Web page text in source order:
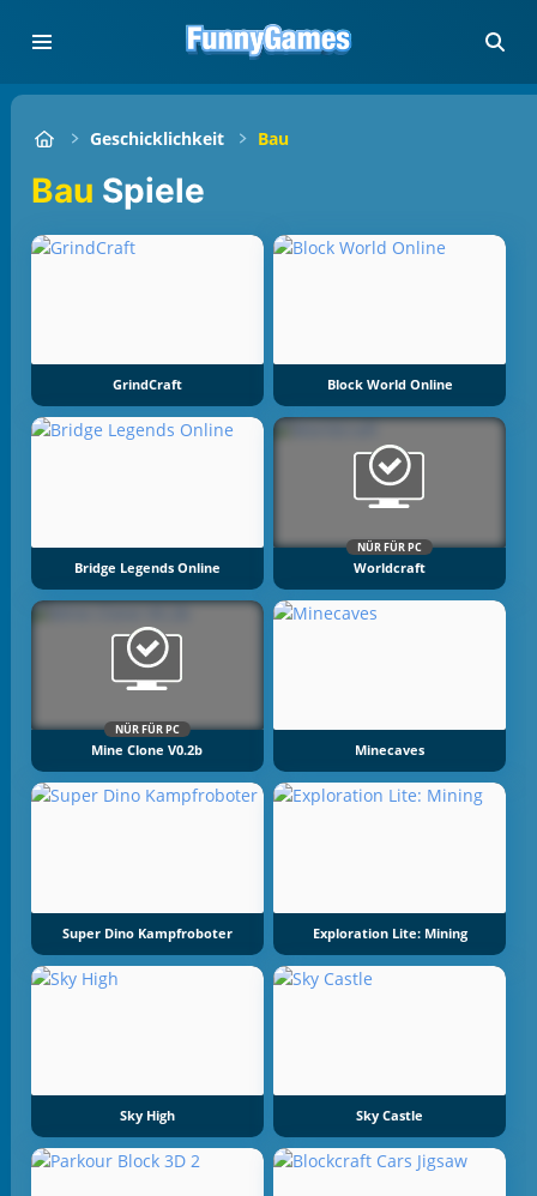
Geschicklichkeit Bau
Bau Spiele
GrindCraft Block World Online
Bridge Legends Online
NÜR FÜR PC
Worldcraft
NÜR FÜR PC
Mine Clone V0.2b Minecaves
Super Dino Kampfroboter Exploration Lite: Mining
Sky High Sky Castle